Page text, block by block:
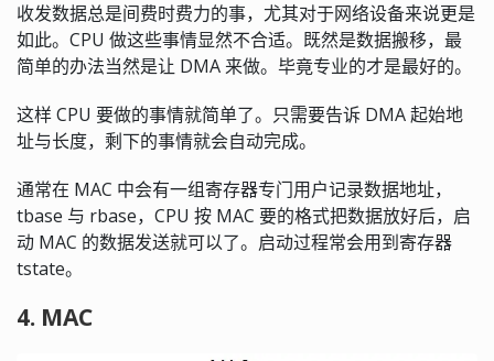
收发数据总是间费时费力的事，尤其对于网络设备来说更是
如此。CPU 做这些事情显然不合适。既然是数据搬移，最
简单的办法当然是让 DMA 来做。毕竟专业的才是最好的。
这样 CPU 要做的事情就简单了。只需要告诉 DMA 起始地
址与长度，剩下的事情就会自动完成。
通常在 MAC 中会有一组寄存器专门用户记录数据地址，
tbase 与 rbase，CPU 按 MAC 要的格式把数据放好后，启
动 MAC 的数据发送就可以了。启动过程常会用到寄存器
tstate。
4. MAC